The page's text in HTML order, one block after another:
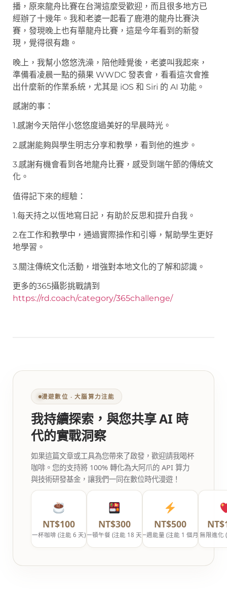
播，原來龍舟比賽在台灣這麼受歡迎，而且很多地方已
經辦了十幾年。我和老婆一起看了鹿港的龍舟比賽決
賽，發現晚上也有華龍舟比賽，這是今年看到的新發
現，覺得很有趣。
晚上，我幫小悠悠洗澡，陪他睡覺後，老婆叫我起來，
準備看凌晨一點的蘋果 WWDC 發表會，看看這次會推
出什麼新的作業系統，尤其是 iOS 和 Siri 的 AI 功能。
感謝的事：
1.感謝今天陪伴小悠悠度過美好的早晨時光。
2.感謝能夠與學生明志分享和教學，看到他的進步。
3.感謝有機會看到各地龍舟比賽，感受到端午節的傳統文
化。
值得記下來的經驗：
1.每天持之以恆地寫日記，有助於反思和提升自我。
2.在工作和教學中，通過實際操作和引導，幫助學生更好
地學習。
3.關注傳統文化活動，增強對本地文化的了解和認識。
更多的365攝影挑戰請到
https://rd.coach/category/365challenge/
漫遊數位 ‧ 大腦算力注能
我持續探索，與您共享 AI 時
代的實戰洞察
如果這篇文章或工具為您帶來了啟發，歡迎請我喝杯
咖啡。您的支持將 100% 轉化為大阿爪的 API 算力
與技術研發基金，讓我們一同在數位時代漫遊！
NT$100
一杯咖啡 (注能 6 天)
NT$300
一頓午餐 (注能 18 天)
NT$500
一週能量 (注能 1 個月)無限進化